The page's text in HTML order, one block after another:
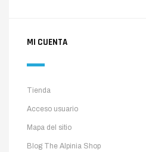
MI CUENTA
Tienda
Acceso usuario
Mapa del sitio
Blog The Alpinia Shop